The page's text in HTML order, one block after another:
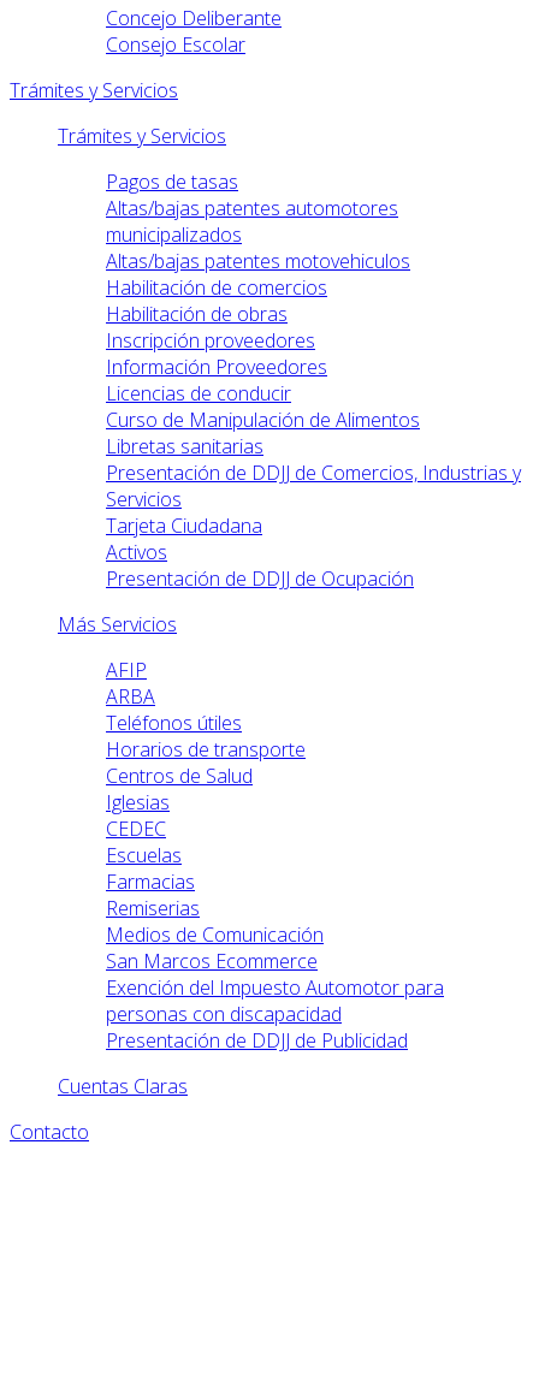
Concejo Deliberante
Consejo Escolar
Trámites y Servicios
Trámites y Servicios
Pagos de tasas
Altas/bajas patentes automotores
municipalizados
Altas/bajas patentes motovehiculos
Habilitación de comercios
Habilitación de obras
Inscripción proveedores
Información Proveedores
Licencias de conducir
Curso de Manipulación de Alimentos
Libretas sanitarias
Presentación de DDJJ de Comercios, Industrias y
Servicios
Tarjeta Ciudadana
Activos
Presentación de DDJJ de Ocupación
Más Servicios
AFIP
ARBA
Teléfonos útiles
Horarios de transporte
Centros de Salud
Iglesias
CEDEC
Escuelas
Farmacias
Remiserias
Medios de Comunicación
San Marcos Ecommerce
Exención del Impuesto Automotor para
personas con discapacidad
Presentación de DDJJ de Publicidad
Cuentas Claras
Contacto